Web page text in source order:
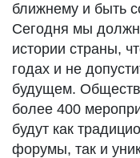
ближнему и быть
Сегодня мы
истории страны,
годах и не
будущем.
более 400
будут как
форумы, так и